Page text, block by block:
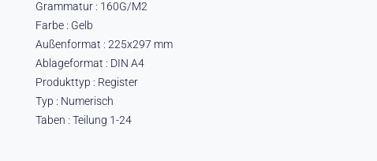
Grammatur : 160G/M2
Farbe : Gelb
Außenformat : 225x297 mm
Ablageformat : DIN A4
Produkttyp : Register
Typ : Numerisch
Taben : Teilung 1-24